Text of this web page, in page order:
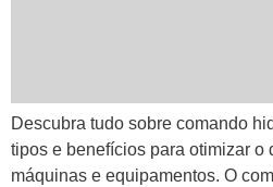
Descubra tudo sobre comando
tipos e benefícios para otimizar o
máquinas e equipamentos. O